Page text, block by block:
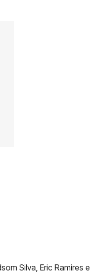
Silva, Eric Ramires e